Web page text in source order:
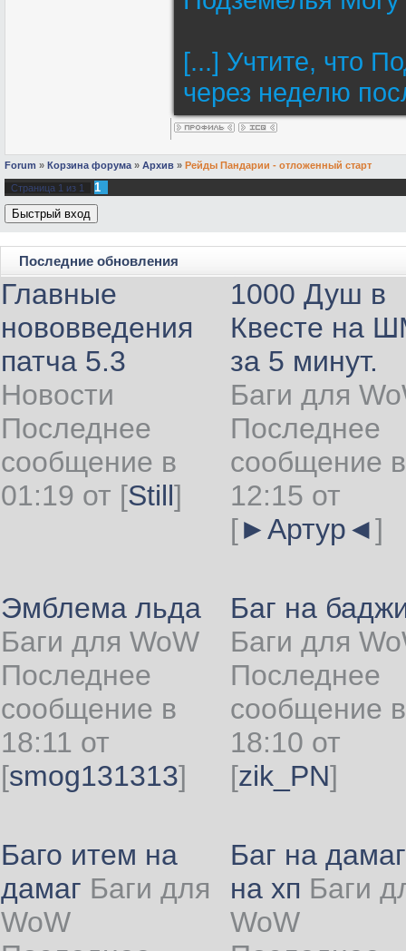
[...] Учтите, что
через неделю
Forum » Корзина форума » Архив » Рейды Пандарии - отложенный старт
Страница 1 из 1 1
Последние обновления
Главные
нововведения
патча 5.3
Новости
Последнее
сообщение в
01:19 от [Still]
1000 Душ в
Квесте на
за 5 минут.
Баги для
Последнее
сообщение в
12:15 от
[►Артур◄]
Эмблема льда
Баги для WoW
Последнее
сообщение в
18:11 от
[smog131313]
Баг на
Баги для
Последнее
сообщение в
18:10 от
[zik_PN]
Баго итем на
дамаг Баги для
WoW
Баг на
на хп Баги
WoW